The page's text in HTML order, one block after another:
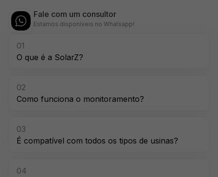
Fale com um consultor
Estamos disponíveis no Whatsapp!
01
O que é a SolarZ?
02
Como funciona o monitoramento?
03
É compatível com todos os tipos de usinas?
04